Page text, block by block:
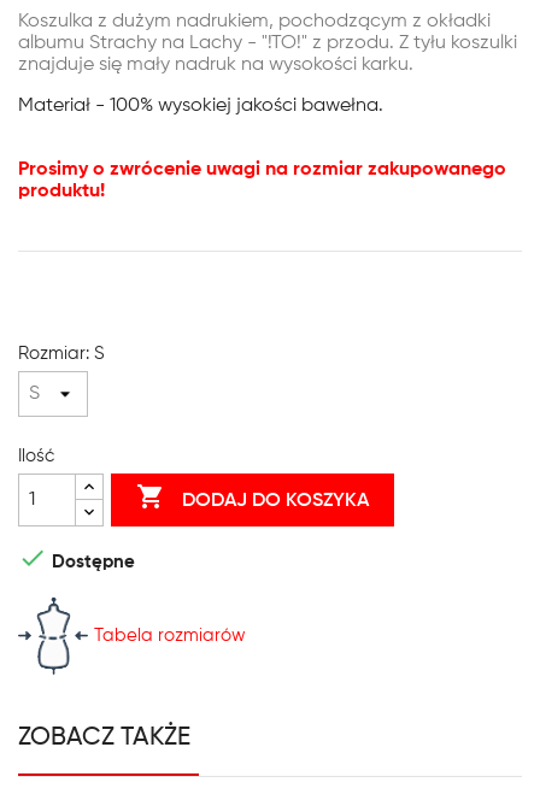
Koszulka z dużym nadrukiem, pochodzącym z okładki
albumu Strachy na Lachy - "!TO!" z przodu. Z tyłu koszulki
znajduje się mały nadruk na wysokości karku.
Materiał - 100% wysokiej jakości bawełna.
Prosimy o zwrócenie uwagi na rozmiar zakupowanego
produktu!
Rozmiar: S
Ilość
 DODAJ DO KOSZYKA
 Dostępne
Tabela rozmiarów
ZOBACZ TAKŻE